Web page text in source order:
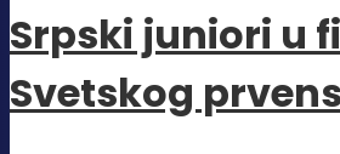
Srpski juniori u
Svetskog